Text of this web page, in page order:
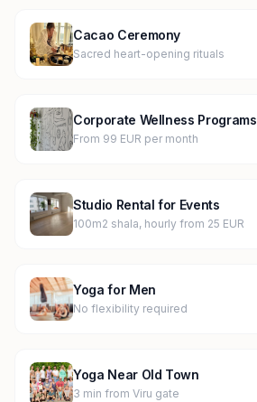
Cacao Ceremony
Sacred heart-opening rituals
Corporate Wellness Programs
From 99 EUR per month
Studio Rental for Events
100m2 shala, hourly from 25 EUR
Yoga for Men
No flexibility required
Yoga Near Old Town
3 min from Viru gate